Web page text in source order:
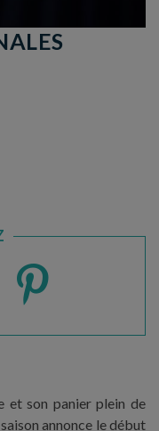
et son panier plein de
annonce le début